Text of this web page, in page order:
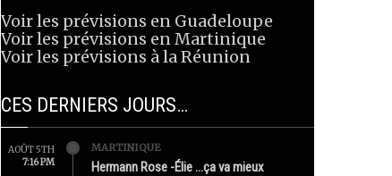
Voir les prévisions en Guadeloupe
Voir les prévisions en Martinique
Voir les prévisions à la Réunion
CES DERNIERS JOURS…
AOÛT 5TH
7:16 PM
MARTINIQUE
Hermann Rose -Élie …ça va mieux